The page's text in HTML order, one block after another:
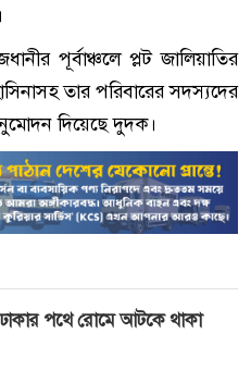
পূর্বাঞ্চলে প্লট জালিয়াতির
তার পরিবারের সদস্যদের
দিয়েছে দুদক।
পথে রোমে আটকে থাকা